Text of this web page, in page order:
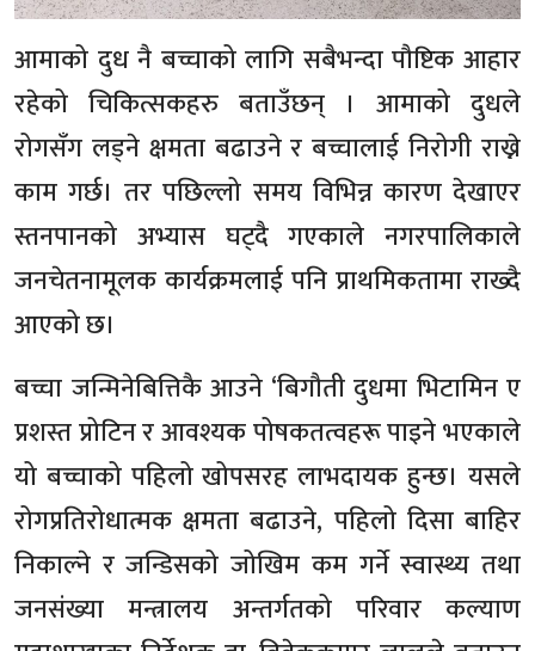
आमाको दुध नै बच्चाको लागि सबैभन्दा पौष्टिक आहार
रहेको चिकित्सकहरु बताउँछन् । आमाको दुधले
रोगसँग लड्ने क्षमता बढाउने र बच्चालाई निरोगी राख्ने
काम गर्छ। तर पछिल्लो समय विभिन्न कारण देखाएर
स्तनपानको अभ्यास घट्दै गएकाले नगरपालिकाले
जनचेतनामूलक कार्यक्रमलाई पनि प्राथमिकतामा राख्दै
आएको छ।
बच्चा जन्मिनेबित्तिकै आउने ‘बिगौती दुधमा भिटामिन ए
प्रशस्त प्रोटिन र आवश्यक पोषकतत्वहरू पाइने भएकाले
यो बच्चाको पहिलो खोपसरह लाभदायक हुन्छ। यसले
रोगप्रतिरोधात्मक क्षमता बढाउने, पहिलो दिसा बाहिर
निकाल्ने र जन्डिसको जोखिम कम गर्ने स्वास्थ्य तथा
जनसंख्या मन्त्रालय अन्तर्गतको परिवार कल्याण